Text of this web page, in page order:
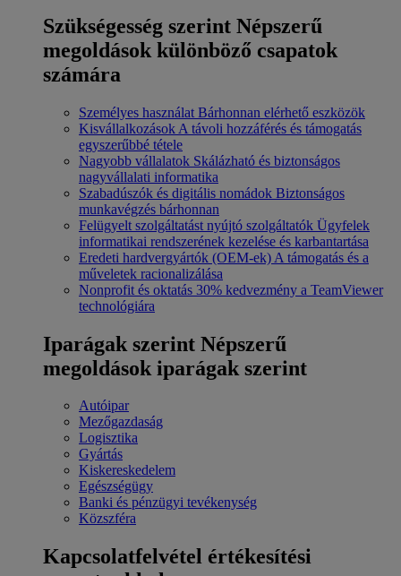
Szükségesség szerint Népszerű
megoldások különböző csapatok
számára
Személyes használat Bárhonnan elérhető eszközök
Kisvállalkozások A távoli hozzáférés és támogatás
egyszerűbbé tétele
Nagyobb vállalatok Skálázható és biztonságos
nagyvállalati informatika
Szabadúszók és digitális nomádok Biztonságos
munkavégzés bárhonnan
Felügyelt szolgáltatást nyújtó szolgáltatók Ügyfelek
informatikai rendszerének kezelése és karbantartása
Eredeti hardvergyártók (OEM-ek) A támogatás és a
műveletek racionalizálása
Nonprofit és oktatás 30% kedvezmény a TeamViewer
technológiára
Iparágak szerint Népszerű
megoldások iparágak szerint
Autóipar
Mezőgazdaság
Logisztika
Gyártás
Kiskereskedelem
Egészségügy
Banki és pénzügyi tevékenység
Közszféra
Kapcsolatfelvétel értékesítési